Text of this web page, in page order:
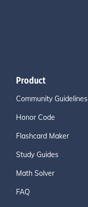
Product
Community Guidelines
Honor Code
Flashcard Maker
Study Guides
Math Solver
FAQ